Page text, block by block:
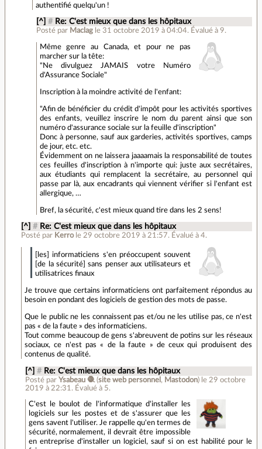
authentifié quelqu'un !
[^] # Re: C'est mieux que dans les hôpitaux
Posté par Maclag le 31 octobre 2019 à 04:04. Évalué à 9.
Même genre au Canada, et pour ne pas
marcher sur la tête:
"Ne divulguez JAMAIS votre Numéro
d'Assurance Sociale"
Inscription à la moindre activité de l'enfant:
"Afin de bénéficier du crédit d'impôt pour les activités sportives
des enfants, veuillez inscrire le nom du parent ainsi que son
numéro d'assurance sociale sur la feuille d'inscription"
Donc à personne, sauf aux garderies, activités sportives, camps
de jour, etc. etc.
Évidemment on ne laissera jaaaamais la responsabilité de toutes
ces feuilles d'inscription à n'importe qui: juste aux secrétaires,
aux étudiants qui remplacent la secrétaire, au personnel qui
passe par là, aux encadrants qui viennent vérifier si l'enfant est
allergique, …
Bref, la sécurité, c'est mieux quand tire dans les 2 sens!
[^] # Re: C'est mieux que dans les hôpitaux
Posté par Kerro le 29 octobre 2019 à 21:57. Évalué à4.
[les] informaticiens s'en préoccupent souvent
[de la sécurité] sans penser aux utilisateurs et
utilisatrices finaux
Je trouve que certains informaticiens ont parfaitement répondus au
besoin en pondant des logiciels de gestion des mots de passe.
Que le public ne les connaissent pas et/ou ne les utilise pas, ce n'est
pas « de la faute » des informaticiens.
Tout comme beaucoup de gens s'abreuvent de potins sur les réseaux
sociaux, ce n'est pas « de la faute » de ceux qui produisent des
contenus de qualité.
[^] # Re: C'est mieux que dans les hôpitaux
Posté par Ysabeau 🧶(site web personnel , Mastodon) le 29 octobre
2019 à 22:31 . Évalué à 5.
C'est le boulot de l'informatique d'installer les
logiciels sur les postes et de s'assurer que les
gens savent l'utiliser. Je rappelle qu'en termes de
sécurité, normalement, il devrait être impossible
en entreprise d'installer un logiciel, sauf si on est habilité pour le